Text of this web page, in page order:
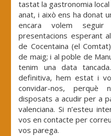
tastat la gastronomia
anat, i això ens ha donat
encara volem
presentacions esperant
de Cocentaina (el
de maig; i al poble de
tenim una data tancada.
definitiva, hem estat i
convidar-nos, perquè
disposats a acudir per a
valenciana. Si n’esteu
vos en contacte per
vos parega.